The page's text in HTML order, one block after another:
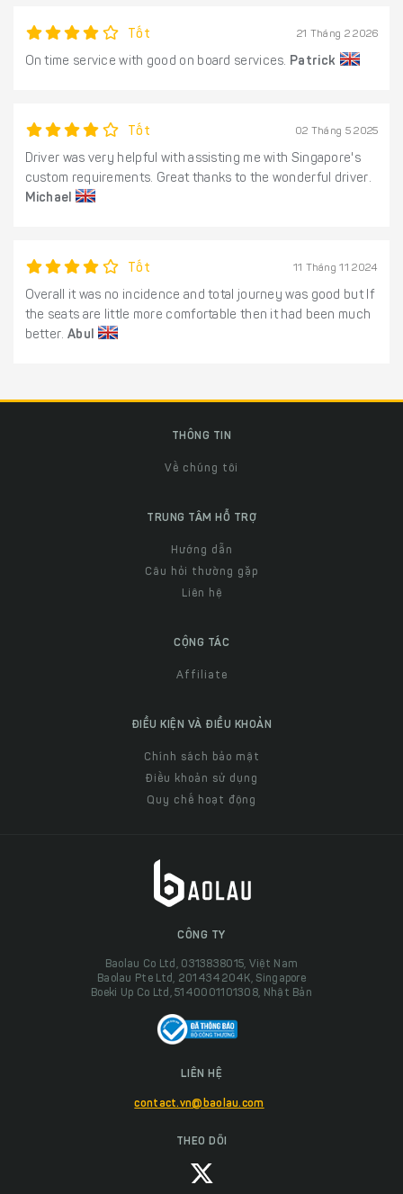
Tốt 21 Tháng 2 2026
On time service with good on board services. Patrick
Tốt 02 Tháng 5 2025
Driver was very helpful with assisting me with Singapore's
custom requirements. Great thanks to the wonderful driver.
Michael
Tốt 11 Tháng 11 2024
Overall it was no incidence and total journey was good but If
the seats are little more comfortable then it had been much
better. Abul
THÔNG TIN
Về chúng tôi
TRUNG TÂM HỖ TRỢ
Hướng dẫn
Câu hỏi thường gặp
Liên hệ
CỘNG TÁC
Affiliate
ĐIỀU KIỆN VÀ ĐIỀU KHOẢN
Chính sách bảo mật
Điều khoản sử dụng
Quy chế hoạt động
CÔNG TY
Baolau Co Ltd, 0313838015, Việt Nam
Baolau Pte Ltd, 201434204K, Singapore
Boeki Up Co Ltd, 5140001101308, Nhật Bản
LIÊN HỆ
contact.vn@baolau.com
THEO DÕI